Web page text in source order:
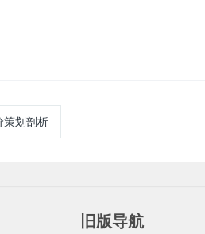
策划剖析
旧版导航